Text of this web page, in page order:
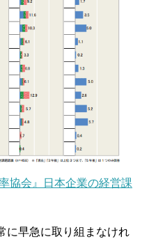
協会』日本企業の経営課
に早急に取り組まなけれ